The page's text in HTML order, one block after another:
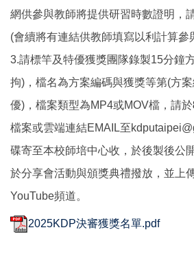
網供參與教師將提供研習時數證明，
(會續將有連結供教師填寫以利計算參
3.請標竿及特優獲獎團隊錄製15分鐘
拘)，檔名為方案編碼與獲獎等第(方
優)，檔案類型為MP4或MOV檔，請於
檔案或雲端連結EMAIL至
碟寄至本校師培中心收，於後製後公
於分享會活動與頒獎典禮撥放，並上
YouTube頻道。
2025KDP決審獲獎名單.pdf